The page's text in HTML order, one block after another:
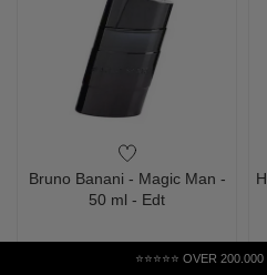
⭐⭐⭐⭐⭐ OVER
Bruno Banani - Magic Man -
50 ml - Edt
149,00